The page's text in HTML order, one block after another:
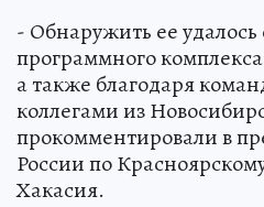
- Обнаружить ее
программного
а также благодаря
коллегами из
прокомментировали в
России по
Хакасия.